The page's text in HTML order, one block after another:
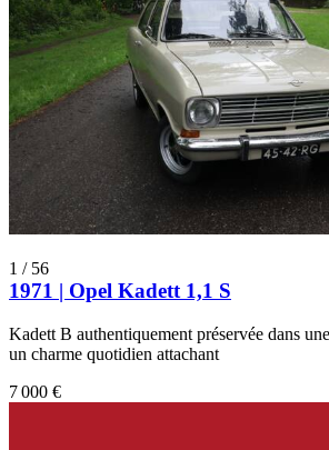
1 / 56
1971 | Opel Kadett 1,1 S
Kadett B authentiquement préservée dans
un charme quotidien attachant
7 000 €